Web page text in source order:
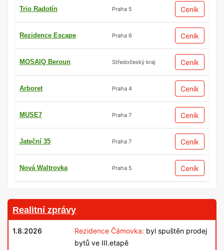
Trio Radotín Praha 5 Ceník
Rezidence Escape Praha 6 Ceník
MOSAIQ Beroun Středočeský kraj Ceník
Arboret Praha 4 Ceník
MUSE7 Praha 7 Ceník
Jateční 35 Praha 7 Ceník
Nová Waltrovka Praha 5 Ceník
Realitní zprávy
1.8.2026 Rezidence Čámovka: byl spuštěn prodej
bytů ve III.etapě